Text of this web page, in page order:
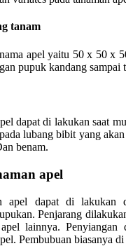
tanam
apel yaitu 50 x 50 x
pupuk kandang sampai
dapat di lakukan saat
lubang bibit yang
benam.
apel
apel dapat di lakukan
Penjarang
lainnya.
Pembubuan biasanya